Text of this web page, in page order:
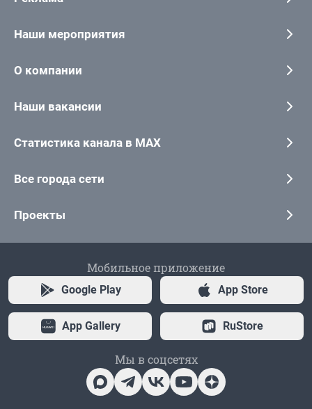
Наши мероприятия
О компании
Наши вакансии
Статистика канала в MAX
Все города сети
Проекты
Мобильное приложение
Google Play App Store
App Gallery RuStore
Мы в соцсетях